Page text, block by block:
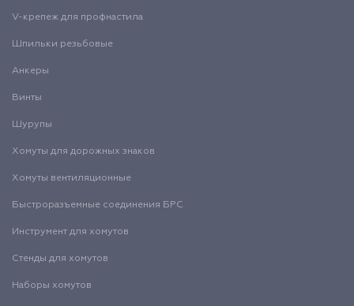
V-крепеж для профнастила
Шпильки резьбовые
Анкеры
Винты
Шурупы
Хомуты для дорожных знаков
Хомуты вентиляционные
Быстроразъемные соединения БРС
Инструмент для хомутов
Стенды для хомутов
Наборы хомутов